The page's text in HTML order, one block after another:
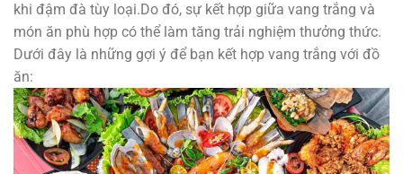
khi đậm đà tùy loại.Do đó, sự kết hợp giữa vang trắng và
món ăn phù hợp có thể làm tăng trải nghiệm thưởng thức.
Dưới đây là những gợi ý để bạn kết hợp vang trắng với đồ
ăn: